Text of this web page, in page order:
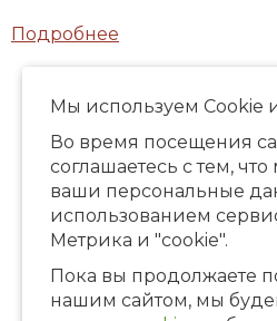
Подробнее
Мы используем Сookie
Во время посещения
соглашаетесь с тем,
ваши персональные
использованием
Метрика и "cookie".
Пока вы продолжаете
нашим сайтом, мы